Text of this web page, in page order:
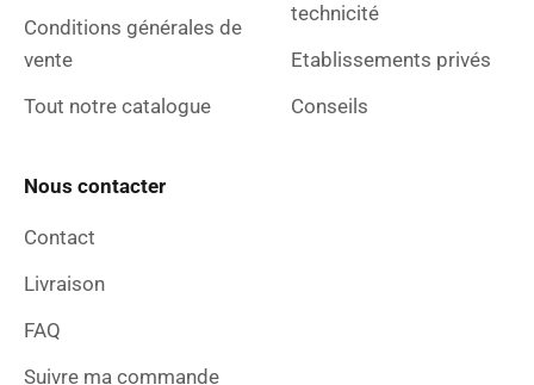
Conditions générales de
vente
Tout notre catalogue
technicité
Etablissements privés
Conseils
Nous contacter
Contact
Livraison
FAQ
Suivre ma commande